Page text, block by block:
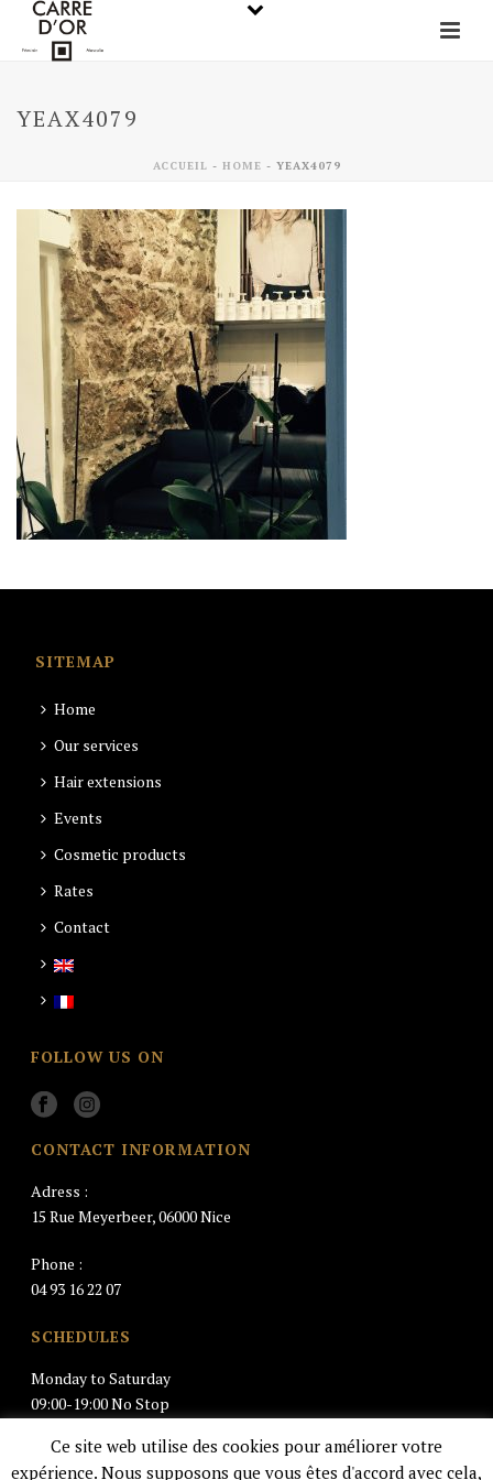
YEAX4079
ACCUEIL - HOME - YEAX4079
SITEMAP
Home
Our services
Hair extensions
Events
Cosmetic products
Rates
Contact
FOLLOW US ON
CONTACT INFORMATION
Adress :
15 Rue Meyerbeer, 06000 Nice
Phone :
04 93 16 22 07
SCHEDULES
Monday to Saturday
09:00-19:00 No Stop
Closed Sunday
Ce site web utilise des cookies pour améliorer votre
expérience. Nous supposons que vous êtes d'accord avec cela,